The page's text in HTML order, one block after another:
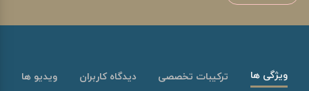
ویژگی ها ترکیبات تخصصی دیدگاه کاربران ویدیو ها